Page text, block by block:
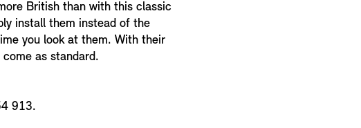
British than with this classic
install them instead of the
you look at them. With their
as standard.
913.